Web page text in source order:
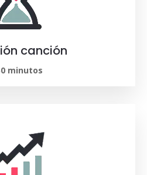
canción
minutos